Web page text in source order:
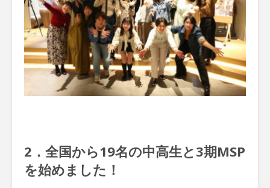
2．全国から19名の中高生と3期MSP
を始めました！